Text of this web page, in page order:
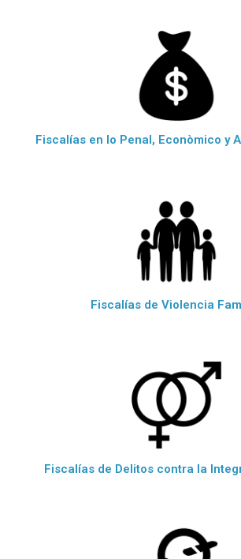
Fiscalías en lo Penal, Econòmico y
Fiscalías de Violencia
Fiscalías de Delitos contra la